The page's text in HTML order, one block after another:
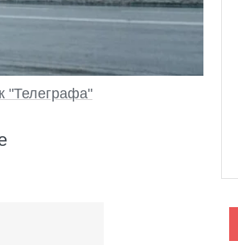
"Телеграфа"